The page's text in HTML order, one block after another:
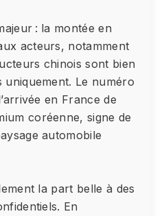
: la montée en
acteurs, notamment
chinois sont bien
uniquement. Le numéro
en France de
coréenne, signe de
automobile
la part belle à des
En